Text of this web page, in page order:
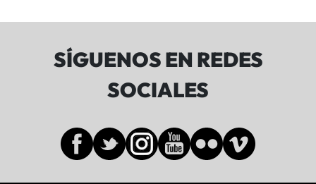
SÍGUENOS EN REDES
SOCIALES